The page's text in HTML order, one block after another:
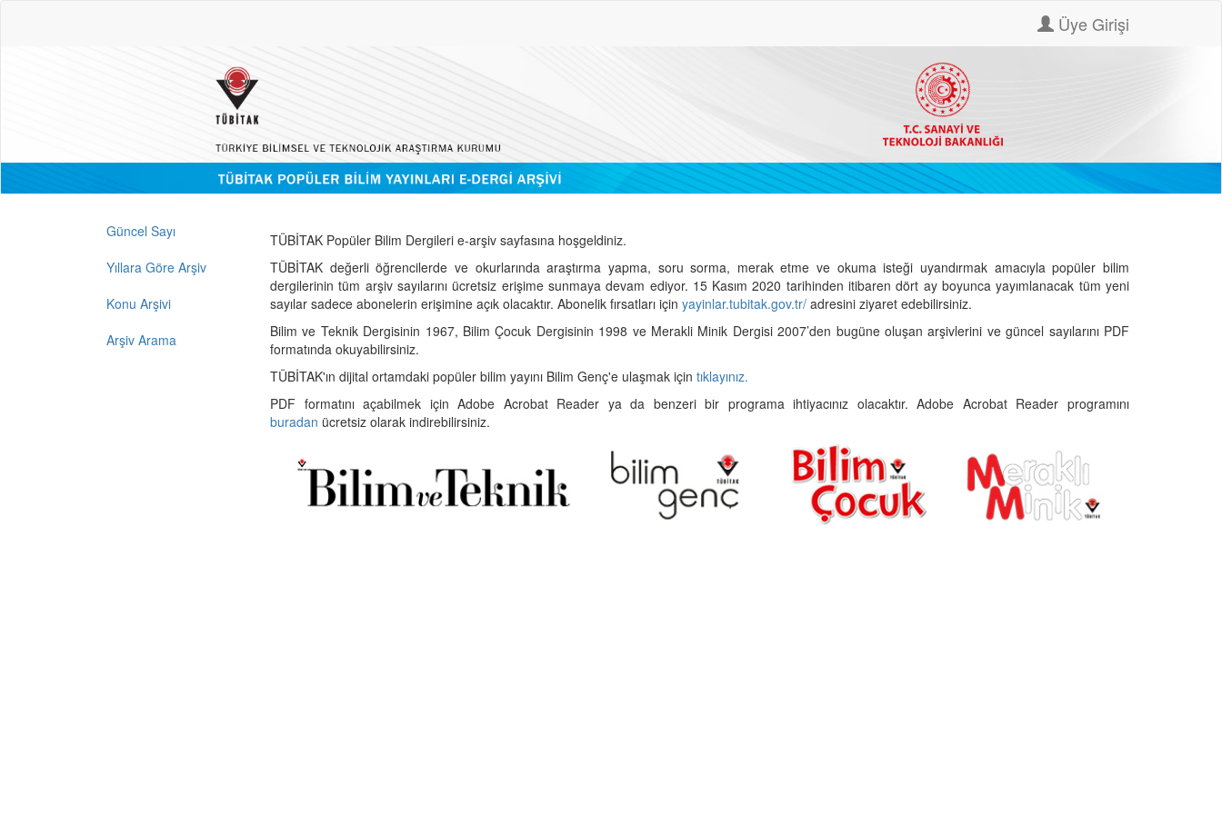
Üye Girişi
Güncel Sayı
Yıllara Göre Arşiv
Konu Arşivi
Arşiv Arama
TÜBİTAK Popüler Bilim Dergileri e-arşiv sayfasına hoşgeldiniz.
TÜBİTAK değerli öğrencilerde ve okurlarında araştırma yapma, soru sorma, merak etme ve okuma isteği uyandırmak amacıyla popüler bilim
dergilerinin tüm arşiv sayılarını ücretsiz erişime sunmaya devam ediyor. 15 Kasım 2020 tarihinden itibaren dört ay boyunca yayımlanacak tüm yeni
sayılar sadece abonelerin erişimine açık olacaktır. Abonelik fırsatları için yayinlar.tubitak.gov.tr/ adresini ziyaret edebilirsiniz.
Bilim ve Teknik Dergisinin 1967, Bilim Çocuk Dergisinin 1998 ve Merakli Minik Dergisi 2007’den bugüne oluşan arşivlerini ve güncel sayılarını PDF
formatında okuyabilirsiniz.
TÜBİTAK'ın dijital ortamdaki popüler bilim yayını Bilim Genç'e ulaşmak için tıklayınız.
PDF formatını açabilmek için Adobe Acrobat Reader ya da benzeri bir programa ihtiyacınız olacaktır. Adobe Acrobat Reader programını
buradan ücretsiz olarak indirebilirsiniz.